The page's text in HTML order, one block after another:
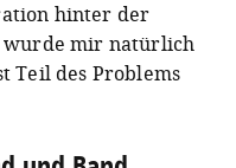
hinter der
wurde mir natürlich
Teil des Problems